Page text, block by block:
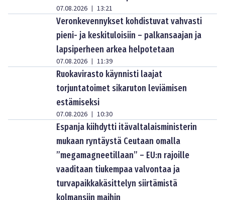
07.08.2026 | 13:21
Veronkevennykset kohdistuvat vahvasti
pieni- ja keskituloisiin – palkansaajan ja
lapsiperheen arkea helpotetaan
07.08.2026 | 11:39
Ruokavirasto käynnisti laajat
torjuntatoimet sikaruton leviämisen
estämiseksi
07.08.2026 | 10:30
Espanja kiihdytti itävaltalaisministerin
mukaan ryntäystä Ceutaan omalla
”megamagneetillaan” – EU:n rajoille
vaaditaan tiukempaa valvontaa ja
turvapaikkakäsittelyn siirtämistä
kolmansiin maihin